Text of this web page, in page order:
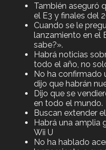
También aseguró
el E3 y finales del
Cuando se le
lanzamiento en el
sabe?».
Habrá noticias
todo el año, no
No ha confirmado
dijo que habrán
Dijo que se
en todo el mundo.
Buscan extender
Habrá una amplia
Wii U
No ha hablado